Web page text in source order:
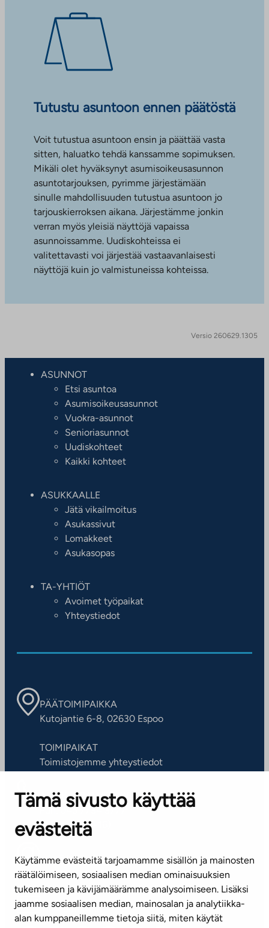
Tämä sivusto käyttää
evästeitä
Käytämme evästeitä tarjoamamme sisällön ja mainosten
räätälöimiseen, sosiaalisen median ominaisuuksien
tukemiseen ja kävijämäärämme analysoimiseen. Lisäksi
jaamme sosiaalisen median, mainosalan ja analytiikka-
alan kumppaneillemme tietoja siitä, miten käytät
Tutustu asuntoon ennen päätöstä
Voit tutustua asuntoon ensin ja päättää vasta
sitten, haluatko tehdä kanssamme sopimuksen.
Mikäli olet hyväksynyt asumisoikeusasunnon
asuntotarjouksen, pyrimme järjestämään
sinulle mahdollisuuden tutustua asuntoon jo
tarjouskierroksen aikana. Järjestämme jonkin
verran myös yleisiä näyttöjä vapaissa
asunnoissamme. Uudiskohteissa ei
valitettavasti voi järjestää vastaavanlaisesti
näyttöjä kuin jo valmistuneissa kohteissa.
Versio 260629.1305
ASUNNOT
Etsi asuntoa
Asumisoikeusasunnot
Vuokra-asunnot
Senioriasunnot
Uudiskohteet
Kaikki kohteet
ASUKKAALLE
Jätä vikailmoitus
Asukassivut
Lomakkeet
Asukasopas
TA-YHTIÖT
Avoimet työpaikat
Yhteystiedot
PÄÄTOIMIPAIKKA
Kutojantie 6-8, 02630 Espoo
TOIMIPAIKAT
Toimistojemme yhteystiedot
ASIAKASPALVELUKESKUS
Puh. 045 7734 3777
(arkisin klo 8-16)
info@ta.fi
Tilaa uutiskirje